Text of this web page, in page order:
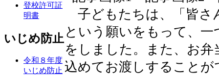
登校許可証
明書
いじめ防止
令和８年度
いじめ防止
子どもたちは、「皆さ
という願いをもって、
をしました。また、お
込めてお渡しすること